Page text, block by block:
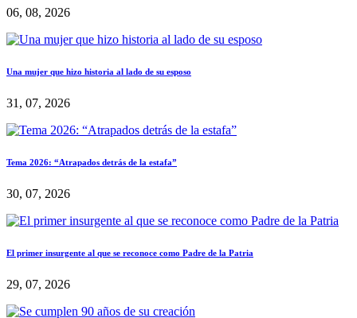
06, 08, 2026
Una mujer que hizo historia al lado de su esposo
31, 07, 2026
Tema 2026: “Atrapados detrás de la estafa”
30, 07, 2026
El primer insurgente al que se reconoce como Padre de la Patria
29, 07, 2026